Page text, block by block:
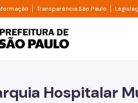
principalDivisor de acesso à informação
Transparência São Paulo Divisor
de São
Hospitalar